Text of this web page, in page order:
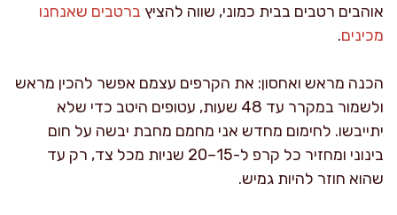
אוהבים רטבים בבית כמוני, שווה להציץ ברטבים שאנחנו
מכינים.
הכנה מראש ואחסון: את הקרפים עצמם אפשר להכין מראש
ולשמור במקרר עד 48 שעות, עטופים היטב כדי שלא
יתייבשו. לחימום מחדש אני מחמם מחבת יבשה על חום
בינוני ומחזיר כל קרפ ל-15–20 שניות מכל צד, רק עד
שהוא חוזר להיות גמיש.